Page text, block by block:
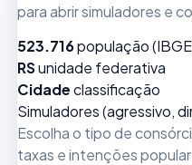
para abrir simuladores e
523.716população
RSunidade federativa
Cidadeclassificação
Simuladores (agressivo,
Escolha o tipo de
taxas e intenções